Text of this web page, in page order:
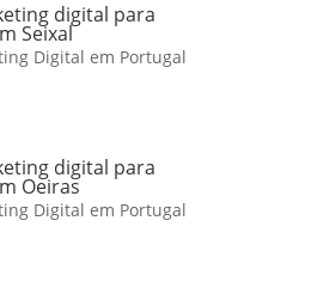
digital para
Seixal
Digital em Portugal
digital para
Oeiras
Digital em Portugal